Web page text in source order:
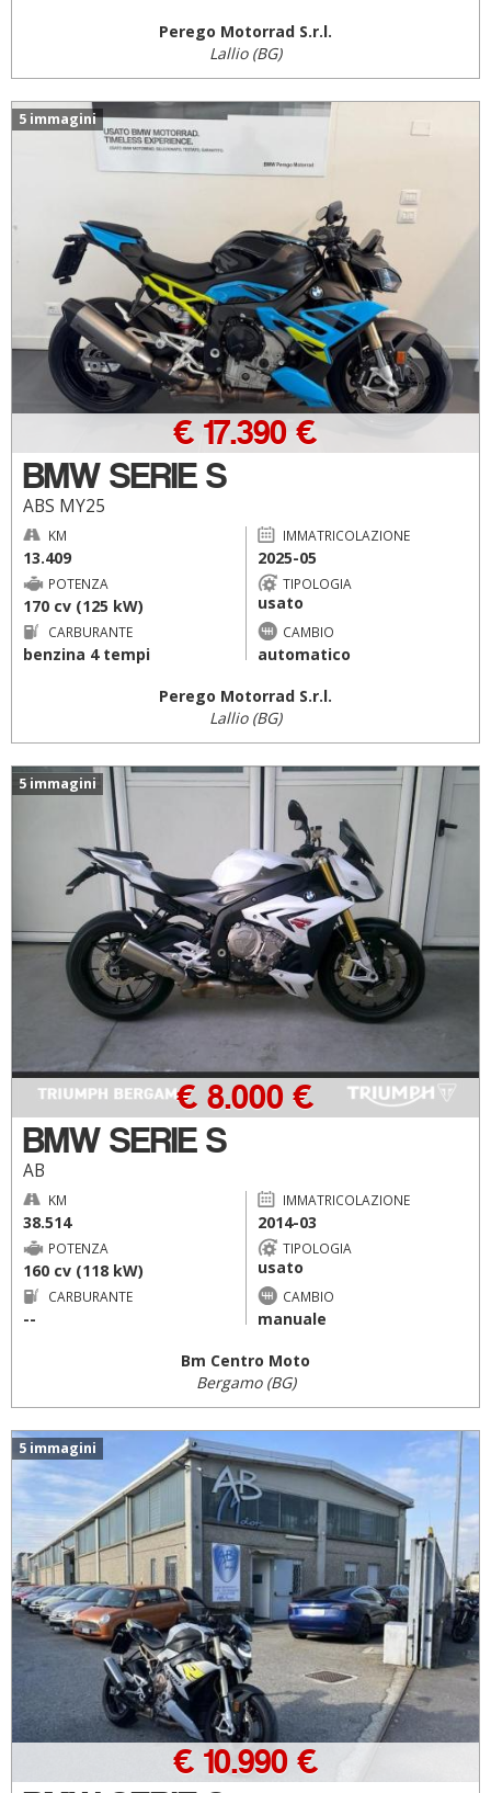
Perego Motorrad S.r.l.
Lallio (BG)
5 immagini
BMW SERIE S
ABS MY25
€ 17.390 €
KM
13.409
IMMATRICOLAZIONE
2025-05
POTENZA
170 cv (125 kW)
TIPOLOGIA
usato
CARBURANTE
benzina 4 tempi
CAMBIO
automatico
Perego Motorrad S.r.l.
Lallio (BG)
5 immagini
BMW SERIE S
AB
€ 8.000 €
KM
38.514
IMMATRICOLAZIONE
2014-03
POTENZA
160 cv (118 kW)
TIPOLOGIA
usato
CARBURANTE
--
CAMBIO
manuale
Bm Centro Moto
Bergamo (BG)
5 immagini
€ 10.990 €